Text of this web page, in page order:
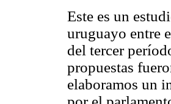
Este es un
uruguayo entre
del tercer
propuestas
elaboramos un